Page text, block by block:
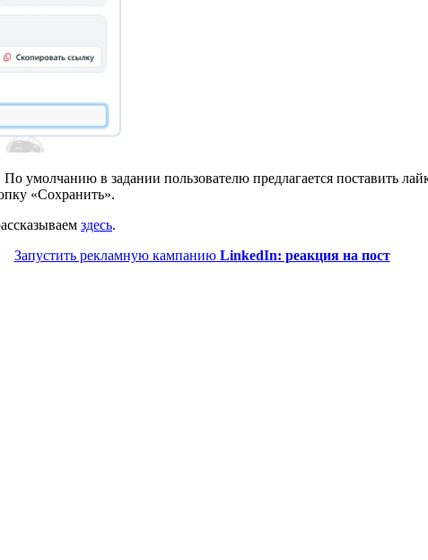
умолчанию в задании пользователю предлагается поставить
«Сохранить».
здесь.
Запустить рекламную кампаниюLinkedIn: реакция на пост